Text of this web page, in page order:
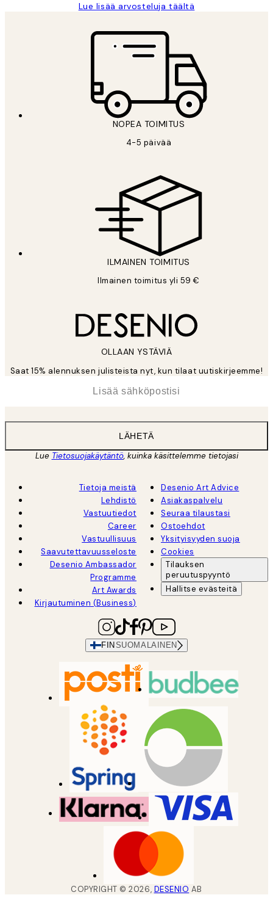
Lue lisää arvosteluja täältä
NOPEA TOIMITUS
4-5 päivää
ILMAINEN TOIMITUS
Ilmainen toimitus yli 59 €
OLLAAN YSTÄVIÄ
Saat 15% alennuksen julisteista nyt, kun tilaat uutiskirjeemme!
LÄHETÄ
Lue Tietosuojakäytäntö, kuinka käsittelemme tietojasi
Tietoja meistä
Lehdistö
Vastuutiedot
Career
Vastuullisuus
Saavutettavuusseloste
Desenio Ambassador
Programme
Art Awards
Kirjautuminen (Business)
Desenio Art Advice
Asiakaspalvelu
Seuraa tilaustasi
Ostoehdot
Yksityisyyden suoja
Cookies
Tilauksen
peruutuspyyntö
Hallitse evästeitä
FIN SUOMALAINEN
COPYRIGHT ©2026, DESENIO AB